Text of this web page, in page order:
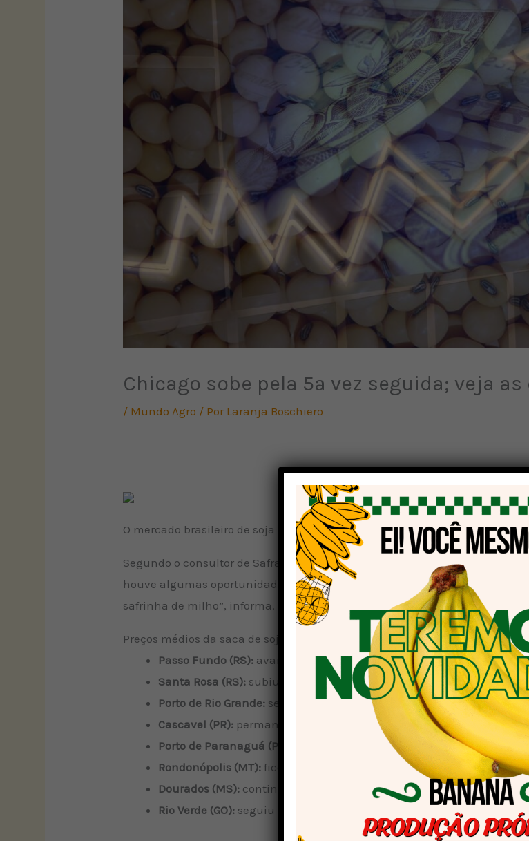
Chicago sobe pela 5ª vez seguida; veja
/ Mundo Agro / Por Laranja Boschiero
O mercado brasileiro de soja registrou preços pouco alterados nesta
Segundo o consultor de Safras & Mercado Rafael Silveira, com a Bolsa de
houve algumas oportunidades de venda. “O produtor está atento à
safrinha de milho”, informa.
Preços médios da saca de soja no Brasil
Passo Fundo (RS):avançou de R$ 129 para R$ 129,50
Santa Rosa (RS):subiu de R$ 130 para R$ 131
Porto de Rio Grande:se manteve em 134,50
Cascavel (PR):permaneceu em R$ 129
Porto de Paranaguá (PR):
seguiu em R$ 134
Rondonópolis (MT):ficou estável em R$ 114,50
Dourados (MS):continuou em R$ 120
Rio Verde (GO):seguiu em R$ 116